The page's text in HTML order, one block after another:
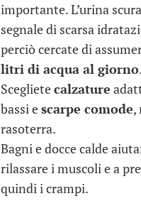
importante. L’urina
segnale di scarsa
perciò cercate di
litri di acqua al giorno.
Sceglietecalzature
bassi escarpe comode,
rasoterra.
Bagni e docce calde
rilassare i muscoli e a
quindi i crampi.